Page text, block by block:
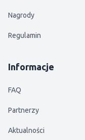
Nagrody
Regulamin
Informacje
FAQ
Partnerzy
Aktualności